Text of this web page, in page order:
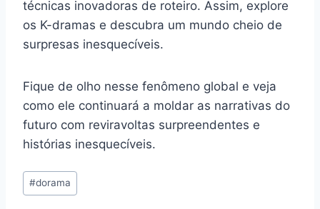
técnicas inovadoras de roteiro. Assim, explore
os K-dramas e descubra um mundo cheio de
surpresas inesquecíveis.
Fique de olho nesse fenômeno global e veja
como ele continuará a moldar as narrativas do
futuro com reviravoltas surpreendentes e
histórias inesquecíveis.
Tags
do
#dorama